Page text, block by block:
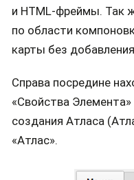
и HTML-фреймы. Так
по области
карты без
Справа посредине
«Свойства
создания Атласа
«Атлас».